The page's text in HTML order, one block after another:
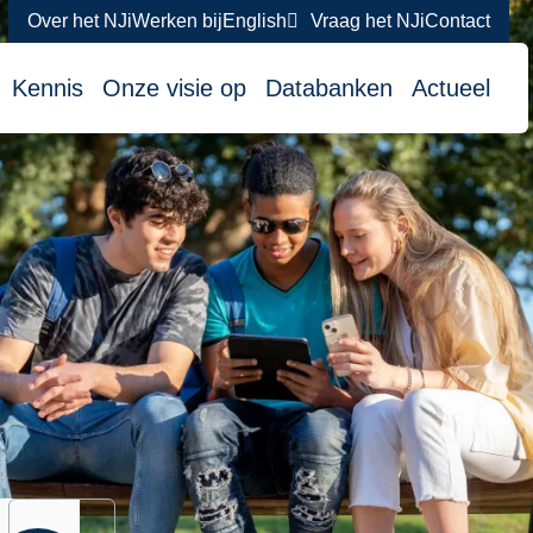
Over het NJiWerken bijEnglish Vraag het NJiContact
Kennis Onze visie op Databanken Actueel